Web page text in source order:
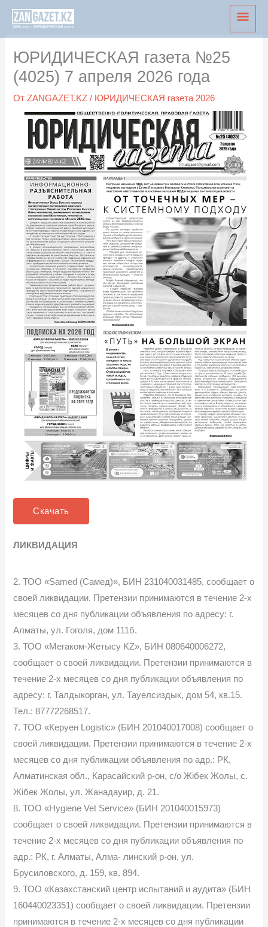
Перейти
содержимому
ЮРИДИЧЕСКАЯ газета №25
(4025) 7 апреля 2026 года
ОтZANGAZET.KZ/ ЮРИДИЧЕСКАЯ газета 2026
Скачать
ЛИКВИДАЦИЯ
2. ТОО «Samed (Самед)», БИН 231040031485, сообщает о
своей ликвидации. Претензии принимаются в течение 2-х
месяцев со дня публикации объявления по адресу: г.
Алматы, ул. Гоголя, дом 111б.
3. ТОО «Мегаком-Жетысу KZ», БИН 080640006272,
сообщает о своей ликвидации. Претензии принимаются в
течение 2-х месяцев со дня публикации объявления по
адресу: г. Талдыкорган, ул. Тауелсиздык, дом 54, кв.15.
Тел.: 87772268517.
7. ТОО «Керуен Logistic» (БИН 201040017008) сообщает о
своей ликвидации. Претензии принимаются в течение 2-х
месяцев со дня публикации объявления по адр.: РК,
Алматинская обл., Карасайский р-он, с/о Жібек Жолы, с.
Жібек Жолы, ул. Жанадауир, д. 21.
8. ТОО «Hygiene Vet Service» (БИН 201040015973)
сообщает о своей ликвидации. Претензии принимаются в
течение 2-х месяцев со дня публикации объявления по
адр.: РК, г. Алматы, Алма- линский р-он, ул.
Брусиловского, д. 159, кв. 894.
9. ТОО «Казахстанский центр испытаний и аудита» (БИН
160440023351) сообщает о своей ликвидации. Претензии
принимаются в течение 2-х месяцев со дня публикации